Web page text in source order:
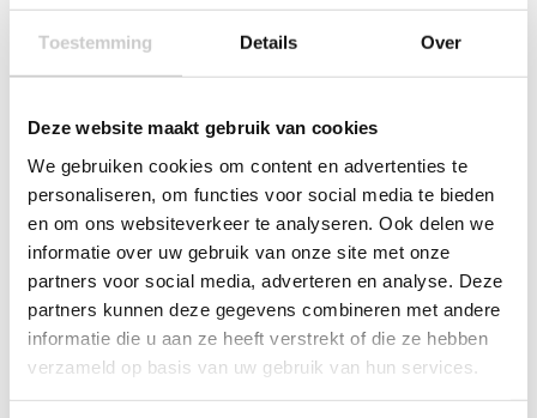
Toestemming Details Over
Deze website maakt gebruik van cookies
We gebruiken cookies om content en advertenties te
personaliseren, om functies voor social media te bieden
en om ons websiteverkeer te analyseren. Ook delen we
informatie over uw gebruik van onze site met onze
partners voor social media, adverteren en analyse. Deze
partners kunnen deze gegevens combineren met andere
informatie die u aan ze heeft verstrekt of die ze hebben
verzameld op basis van uw gebruik van hun services.
SALE!
Gladiator Sports Black King